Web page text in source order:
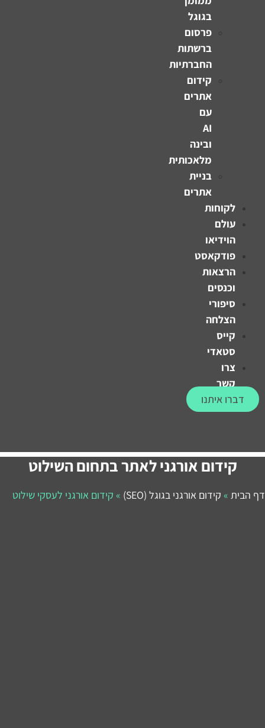
בגוגל
פרסום
ברשתות
החברתיות
קידום
אתרים
עם
AI
ובינה
מלאכותית
בניית
אתרים
לקוחות
עולם
הוידיאו
פודקאסט
הרצאות
וכנסים
סיפורי
הצלחה
קייס
סטאדי
צרו
קשר
דברו איתנו
קידום אורגני לאתר בתחום השילוט
דף הבית » קידום אורגני בגוגל (SEO) » קידום אורגני לעסקי שילוט